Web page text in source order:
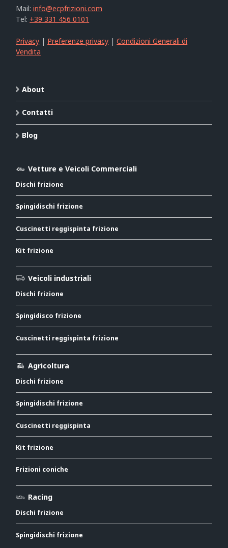
Mail:info@ecpfrizioni.com
Tel: +39 331 456 0101
Privacy | Preferenze privacy |Condizioni Generali di
Vendita
About
Contatti
Blog
Vetture e Veicoli Commerciali
Dischi frizione
Spingidischi frizione
Cuscinetti reggispinta frizione
Kit frizione
Veicoli industriali
Dischi frizione
Spingidisco frizione
Cuscinetti reggispinta frizione
Agricoltura
Dischi frizione
Spingidischi frizione
Cuscinetti reggispinta
Kit frizione
Frizioni coniche
Racing
Dischi frizione
Spingidischi frizione